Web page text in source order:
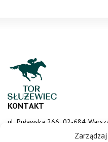
KONTAKT
ul. Puławska 266, 02-684
sluzewiec@totalizator.pl